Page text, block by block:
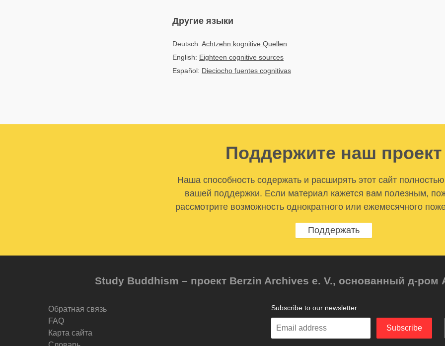
Другие языки
Deutsch: Achtzehn kognitive Quellen
English: Eighteen cognitive sources
Español: Dieciocho fuentes cognitivas
Поддержите наш проект
Наша способность содержать и расширять этот сайт полностью
вашей поддержки. Если материал кажется вам полезным,
рассмотрите возможность однократного или ежемесячного
Поддержать
Study Buddhism – проект Berzin Archives e. V., основанный д-
Обратная связь
FAQ
Карта сайта
Subscribe to our newsletter
Enter
Subscribe